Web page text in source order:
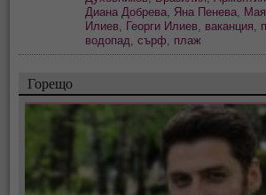
Диана Добрева, Яна Пенева,
Илиев, Георги Илиев, ваканция,
водопад,сърф, плаж
Горещо